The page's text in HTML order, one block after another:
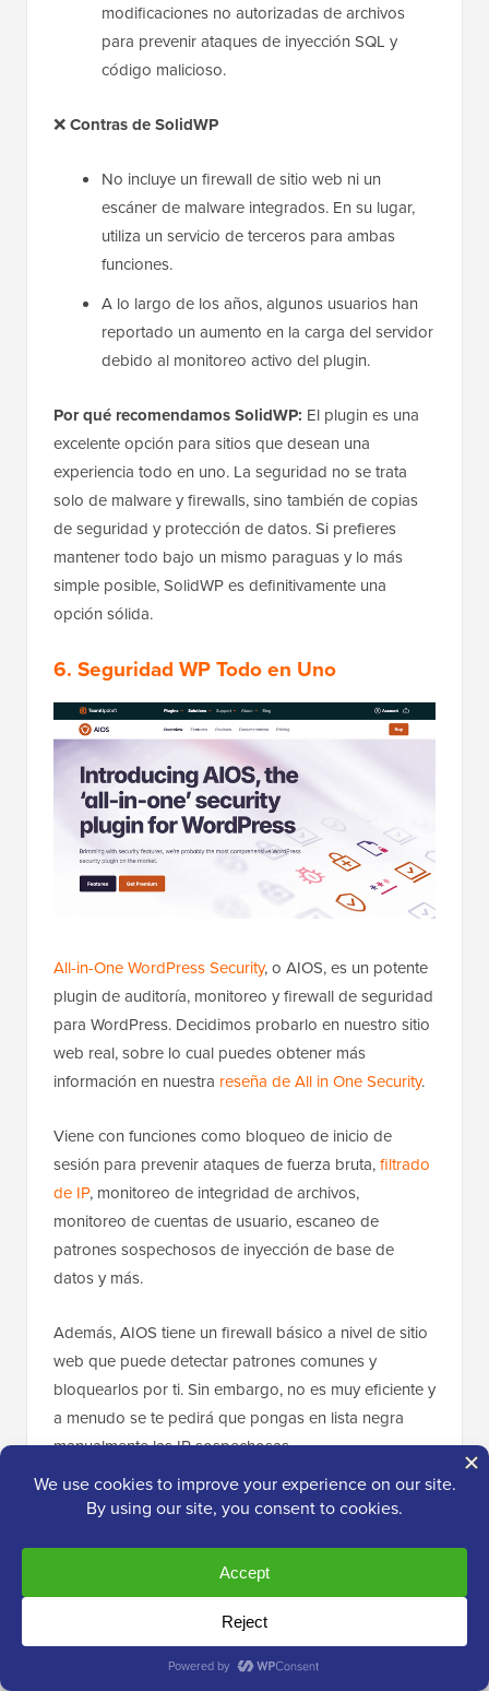
modificaciones no autorizadas de archivos
para prevenir ataques de inyección SQL y
código malicioso.
❌Contras de SolidWP
No incluye un firewall de sitio web ni un
escáner de malware integrados. En su lugar,
utiliza un servicio de terceros para ambas
funciones.
A lo largo de los años, algunos usuarios han
reportado un aumento en la carga del servidor
debido al monitoreo activo del plugin.
Por qué recomendamos SolidWP: El plugin es una
excelente opción para sitios que desean una
experiencia todo en uno. La seguridad no se trata
solo de malware y firewalls, sino también de copias
de seguridad y protección de datos. Si prefieres
mantener todo bajo un mismo paraguas y lo más
simple posible, SolidWP es definitivamente una
opción sólida.
6. Seguridad WP Todo en Uno
All-in-One WordPress Security, o AIOS, es un potente
plugin de auditoría, monitoreo y firewall de seguridad
para WordPress. Decidimos probarlo en nuestro sitio
web real, sobre lo cual puedes obtener más
información en nuestra reseña de All in One Security.
Viene con funciones como bloqueo de inicio de
sesión para prevenir ataques de fuerza bruta,filtrado
de IP, monitoreo de integridad de archivos,
monitoreo de cuentas de usuario, escaneo de
patrones sospechosos de inyección de base de
datos y más.
Además, AIOS tiene un firewall básico a nivel de sitio
web que puede detectar patrones comunes y
bloquearlos por ti. Sin embargo, no es muy eficiente y
a menudo se te pedirá que pongas en lista negra
manualmente las IP sospechosas.
Pros de All-in-One-Security
Al probar, nos impresionó particularmente la
protección contra spam en comentarios y
registros, ya que esta función no está
disponible en muchos otros plugins de
seguridad y anti-hackeo.